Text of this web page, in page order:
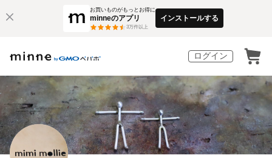
お買いものがもっとお得に
minneのアプリ
3万件以上
インストールする
ログイン